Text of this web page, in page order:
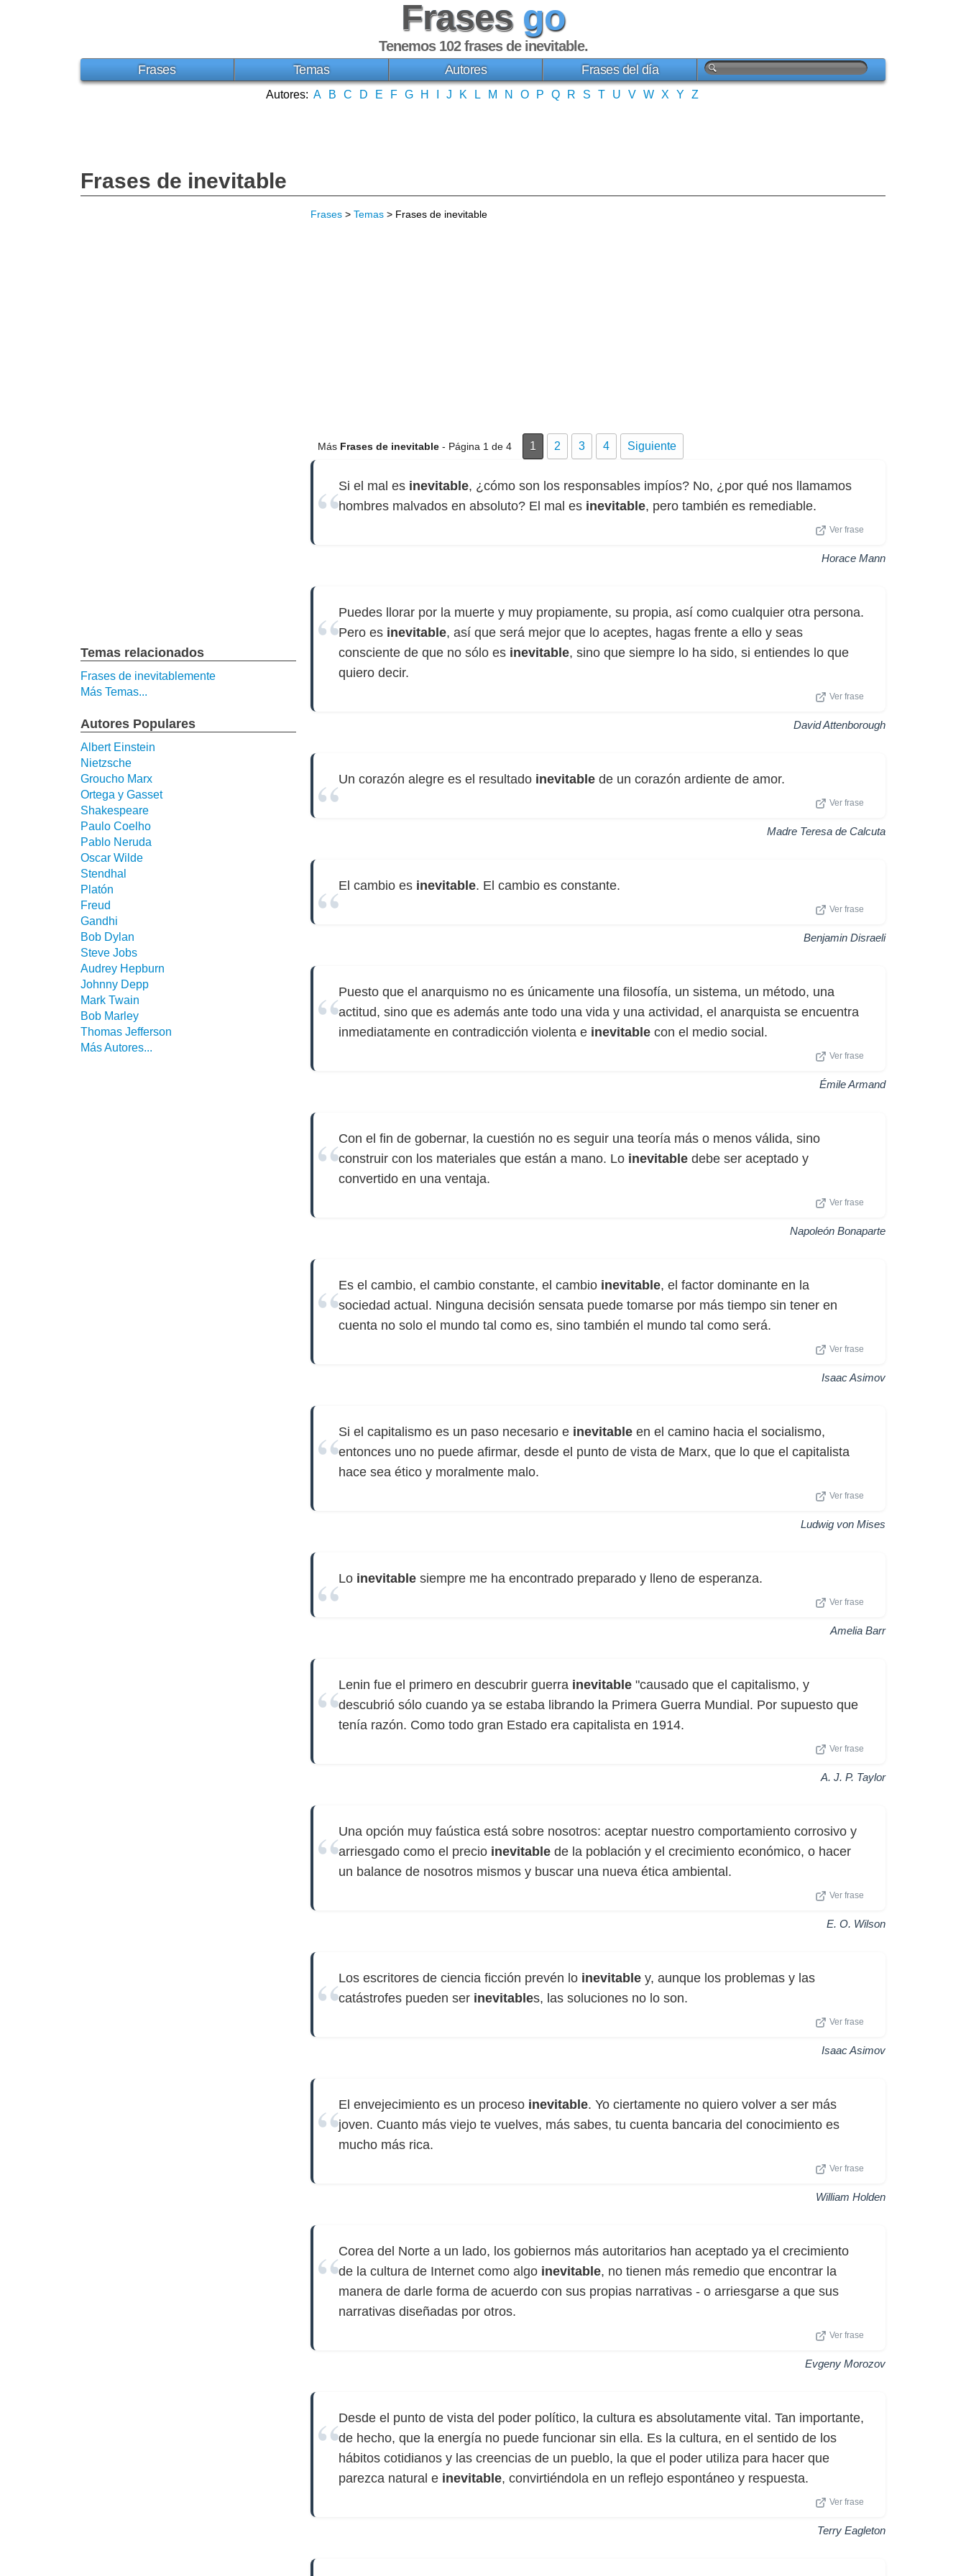
Frases go
Tenemos 102frases de inevitable.
Frases Temas Autores Frases del día
Autores: A B C D E F G H J K L M N O P Q R S T U V W X Y Z
Frases de inevitable
Frases > Temas > Frases de inevitable
Más Frases de inevitable - Página 1 de 4 1 2 3 4 Siguiente
Si el mal es inevitable, ¿cómo son los responsables impíos? No, ¿por qué nos llamamos
hombres malvados en absoluto? El mal es inevitable, pero también es remediable.
Ver frase
Horace Mann
Puedes llorar por la muerte y muy propiamente, su propia, así como cualquier otra persona.
Pero es inevitable, así que será mejor que lo aceptes, hagas frente a ello y seas
consciente de que no sólo es inevitable, sino que siempre lo ha sido, si entiendes lo que
quiero decir.
Ver frase
David Attenborough
Un corazón alegre es el resultado inevitable de un corazón ardiente de amor.
Ver frase
Madre Teresa de Calcuta
El cambio es inevitable. El cambio es constante.
Ver frase
Benjamin Disraeli
Puesto que el anarquismo no es únicamente una filosofía, un sistema, un método, una
actitud, sino que es además ante todo una vida y una actividad, el anarquista se encuentra
inmediatamente en contradicción violenta e inevitable con el medio social.
Ver frase
Émile Armand
Con el fin de gobernar, la cuestión no es seguir una teoría más o menos válida, sino
construir con los materiales que están a mano. Lo inevitable debe ser aceptado y
convertido en una ventaja.
Ver frase
Napoleón Bonaparte
Es el cambio, el cambio constante, el cambio inevitable, el factor dominante en la
sociedad actual. Ninguna decisión sensata puede tomarse por más tiempo sin tener en
cuenta no solo el mundo tal como es, sino también el mundo tal como será.
Ver frase
Isaac Asimov
Si el capitalismo es un paso necesario e inevitable en el camino hacia el socialismo,
entonces uno no puede afirmar, desde el punto de vista de Marx, que lo que el capitalista
hace sea ético y moralmente malo.
Ver frase
Ludwig von Mises
Lo inevitable siempre me ha encontrado preparado y lleno de esperanza.
Ver frase
Amelia Barr
Lenin fue el primero en descubrir guerra inevitable "causado que el capitalismo, y
descubrió sólo cuando ya se estaba librando la Primera Guerra Mundial. Por supuesto que
tenía razón. Como todo gran Estado era capitalista en 1914.
Ver frase
A. J. P. Taylor
Una opción muy faústica está sobre nosotros: aceptar nuestro comportamiento corrosivo y
arriesgado como el precio inevitable de la población y el crecimiento económico, o hacer
un balance de nosotros mismos y buscar una nueva ética ambiental.
Ver frase
E. O. Wilson
Los escritores de ciencia ficción prevén lo inevitable y, aunque los problemas y las
catástrofes pueden ser inevitables, las soluciones no lo son.
Ver frase
Isaac Asimov
El envejecimiento es un proceso inevitable. Yo ciertamente no quiero volver a ser más
joven. Cuanto más viejo te vuelves, más sabes, tu cuenta bancaria del conocimiento es
mucho más rica.
Ver frase
William Holden
Corea del Norte a un lado, los gobiernos más autoritarios han aceptado ya el crecimiento
de la cultura de Internet como algo inevitable, no tienen más remedio que encontrar la
manera de darle forma de acuerdo con sus propias narrativas - o arriesgarse a que sus
narrativas diseñadas por otros.
Ver frase
Evgeny Morozov
Desde el punto de vista del poder político, la cultura es absolutamente vital. Tan importante,
de hecho, que la energía no puede funcionar sin ella. Es la cultura, en el sentido de los
hábitos cotidianos y las creencias de un pueblo, la que el poder utiliza para hacer que
parezca natural e inevitable, convirtiéndola en un reflejo espontáneo y respuesta.
Ver frase
Terry Eagleton
Temas relacionados
Frases de inevitablemente
Más Temas...
Autores Populares
Albert Einstein
Nietzsche
Groucho Marx
Ortega y Gasset
Shakespeare
Paulo Coelho
Pablo Neruda
Oscar Wilde
Stendhal
Platón
Freud
Gandhi
Bob Dylan
Steve Jobs
Audrey Hepburn
Johnny Depp
Mark Twain
Bob Marley
Thomas Jefferson
Más Autores...